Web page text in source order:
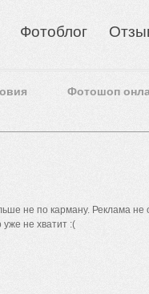
Фотоблог
Фотошоп
не по карману. Реклама не
не хватит :(